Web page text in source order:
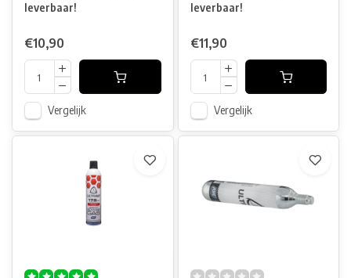
leverbaar!
€10,90
Vergelijk
leverbaar!
€11,90
Vergelijk